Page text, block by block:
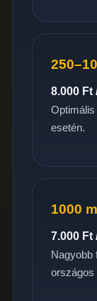
8.000 Ft
esetén.
1000
7.000 Ft
Nagyobb
országos